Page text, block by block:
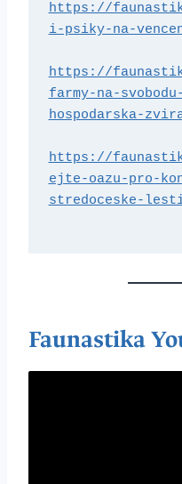
https://
i-psiky-na-
https://
farmy-na-
hospodarska-
https://
ejte-oazu-pro-
stredoceske-
Faunastika